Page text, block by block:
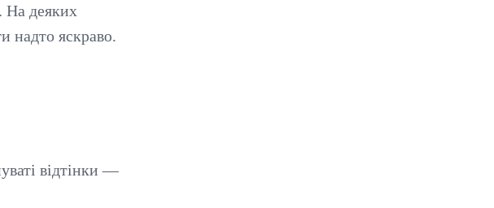
На деяких
надто яскраво.
відтінки —